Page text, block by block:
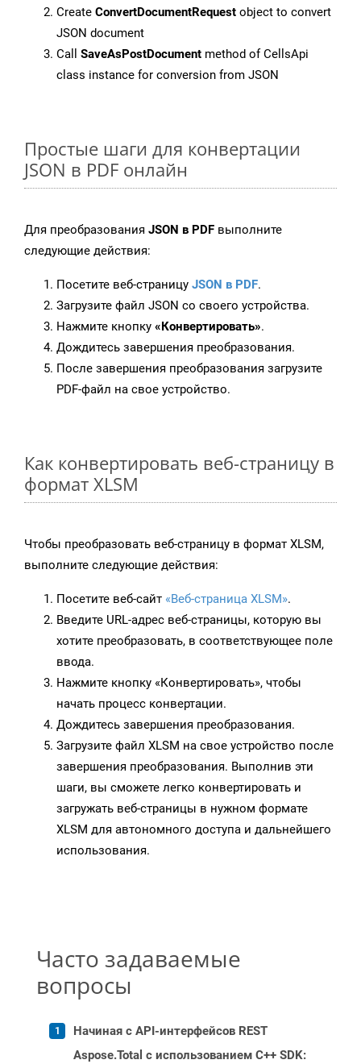
Create ConvertDocumentRequest object to convert
JSON document
Call SaveAsPostDocument method of CellsApi
class instance for conversion from JSON
Простые шаги для конвертации
JSON в PDF онлайн
Для преобразования JSON в PDF выполните
следующие действия:
Посетите веб-страницу JSON в PDF.
Загрузите файл JSON со своего устройства.
Нажмите кнопку «Конвертировать».
Дождитесь завершения преобразования.
После завершения преобразования загрузите
PDF-файл на свое устройство.
Как конвертировать веб-страницу в
формат XLSM
Чтобы преобразовать веб-страницу в формат XLSM,
выполните следующие действия:
Посетите веб-сайт «Веб-страница XLSM».
Введите URL-адрес веб-страницы, которую вы
хотите преобразовать, в соответствующее поле
ввода.
Нажмите кнопку «Конвертировать», чтобы
начать процесс конвертации.
Дождитесь завершения преобразования.
Загрузите файл XLSM на свое устройство после
завершения преобразования. Выполнив эти
шаги, вы сможете легко конвертировать и
загружать веб-страницы в нужном формате
XLSM для автономного доступа и дальнейшего
использования.
Часто задаваемые
вопросы
Начиная с API-интерфейсов REST
Aspose.Total с использованием C++ SDK: